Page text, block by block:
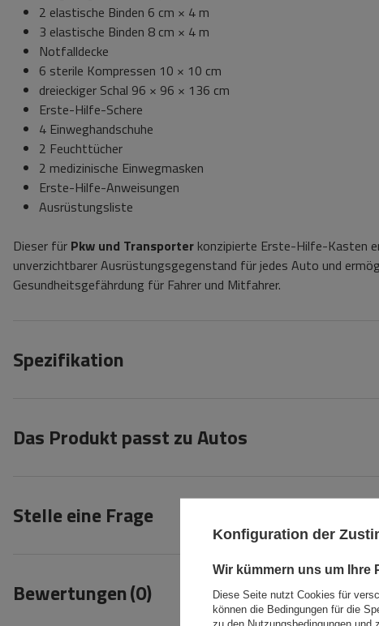
2 elastische Binden 6 cm × 4 m
3 elastische Binden 8 cm × 4 m
Notfalldecke
6 sterile Kompressen 10 × 10 cm
dreieckiger Schal 96 × 96 × 136 cm
Erste-Hilfe-Schere
4 Einweghandschuhe
2 Feuchttücher
2 medizinische Einwegmasken
Erste-Hilfe-Anweisungen
Ausrüstungsliste
Dieser für Pkw und Transporter konzipierte Erste-Hilfe-Kasten
unverzichtbarer Ausrüstungsgegenstand für jedes Auto und
Gesundheitsgefährdung für Fahrer und Mitfahrer.
Spezifikation
Das Produkt passt zu Autos
Stelle eine Frage
Bewertungen(0)
Konfiguration der
Wir kümmern uns um Ihre
Diese Seite nutzt Cookies für
können die Bedingungen für die